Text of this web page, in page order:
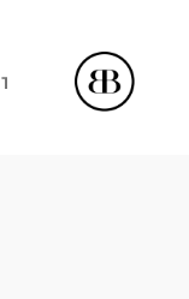
TV, Video & Audio